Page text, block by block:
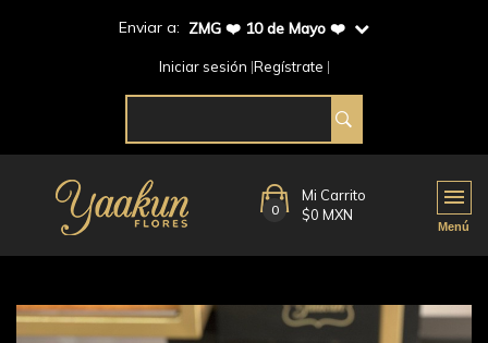
Enviar a: ZMG ❤️ 10 de Mayo ❤️
Iniciar sesión Regístrate
0
Mi Carrito
$0 MXN